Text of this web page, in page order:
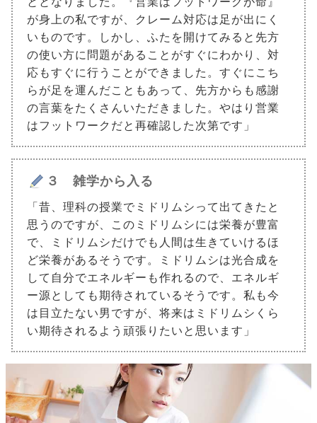
が身上の私ですが、クレーム対応は足が出にく
いものです。しかし、ふたを開けてみると先方
の使い方に問題があることがすぐにわかり、対
応もすぐに行うことができました。すぐにこち
らが足を運んだこともあって、先方からも感謝
の言葉をたくさんいただきました。やはり営業
はフットワークだと再確認した次第です」
３ 雑学から入る
「昔、理科の授業でミドリムシって出てきたと
思うのですが、このミドリムシには栄養が豊富
で、ミドリムシだけでも人間は生きていけるほ
ど栄養があるそうです。ミドリムシは光合成を
して自分でエネルギーも作れるので、エネルギ
ー源としても期待されているそうです。私も今
は目立たない男ですが、将来はミドリムシくら
い期待されるよう頑張りたいと思います」